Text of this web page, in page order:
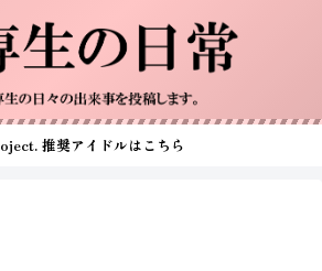
推奨アイドルはこちら